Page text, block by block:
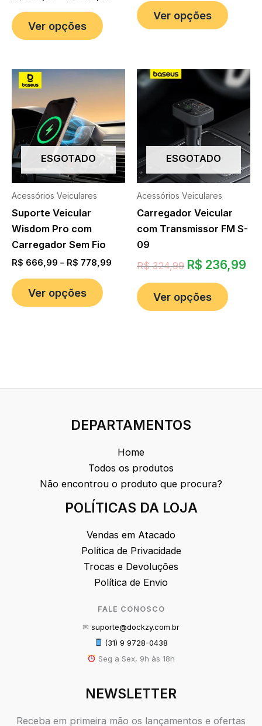
Ver opções
Ver opções
ESGOTADO
Acessórios Veiculares
Suporte Veicular
Wisdom Pro com
Carregador Sem Fio
R$ 666,99 – R$ 778,99
Ver opções
ESGOTADO
Acessórios Veiculares
Carregador Veicular
com Transmissor FM S-
09
R$324,99 R$ 236,99
Ver opções
DEPARTAMENTOS
Home
Todos os produtos
Não encontrou o produto que procura?
POLÍTICAS DA LOJA
Vendas em Atacado
Política de Privacidade
Trocas e Devoluções
Política de Envio
FALE CONOSCO
✉ suporte@dockzy.com.br
(31) 9 9728-0438
Seg a Sex, 9h às 18h
NEWSLETTER
Receba em primeira mão os lançamentos e ofertas